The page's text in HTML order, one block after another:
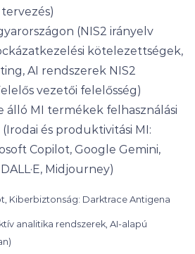
(NIS2 irányelv
kötelezettségek,
AI rendszerek NIS2
vezetői felelősség)
álló MI termékek felhasználási
és produktivitási MI:
Copilot, Google Gemini,
Midjourney)
Kiberbiztonság: Darktrace Antigena
analitika rendszerek, AI-alapú